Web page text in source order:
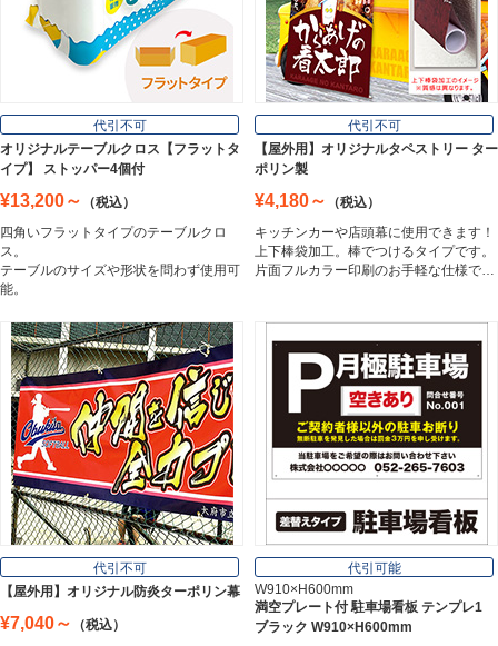
壁面看板
Wall Sign
フロアサイン／路面表示
Floor / Road Surface Sign
アルミ複合板
Aluminum Composite Board
スチレンボード
Styrene Board
板材
Board
フレーム／看板枠
Frame
代引不可
オリジナルテーブルクロス【フラットタ
イプ】 ストッパー4個付
¥13,200～
（税込）
四角いフラットタイプのテーブルクロ
ス。
テーブルのサイズや形状を問わず使用可
能。
代引不可
【屋外用】オリジナルタペストリー ター
ポリン製
¥4,180～
（税込）
キッチンカーや店頭幕に使用できます！
上下棒袋加工。棒でつけるタイプです。
片面フルカラー印刷のお手軽な仕様で…
代引不可
【屋外用】オリジナル防炎ターポリン幕
¥7,040～
（税込）
代引可能
W910×H600mm
満空プレート付 駐車場看板 テンプレ1
ブラック W910×H600mm